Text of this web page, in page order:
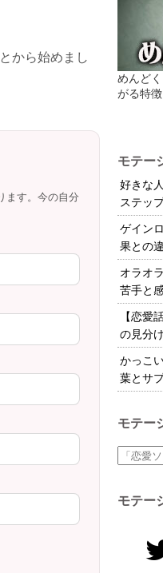
から始めまし
ます。今の自分
めんど
がる特
モテー
好きな
ステッ
ゲイン
果との
オラオ
苦手と
【恋愛
の見分
かっこ
葉とサ
モテー
モテー